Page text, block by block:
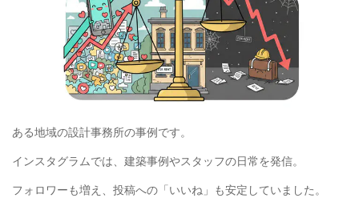
ある地域の設計事務所の事例です。
インスタグラムでは、建築事例やスタッフの日常を発信。
フォロワーも増え、投稿への「いいね」も安定していました。